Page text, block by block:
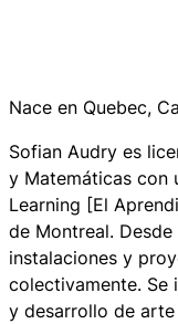
Nace en Quebec,
Sofian Audry es
y Matemáticas con
Learning [El
de Montreal.
instalaciones y
colectivamente.
y desarrollo de